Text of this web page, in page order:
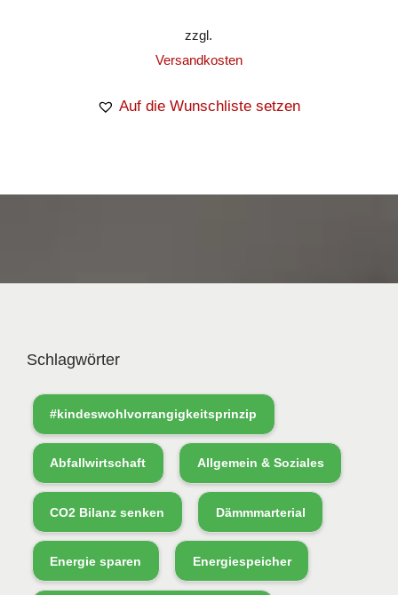
zzgl.
Versandkosten
Auf die Wunschliste setzen
Schlagwörter
#kindeswohlvorrangigkeitsprinzip
Abfallwirtschaft Allgemein & Soziales
CO2 Bilanz senken Dämmmarterial
Energie sparen Energiespeicher